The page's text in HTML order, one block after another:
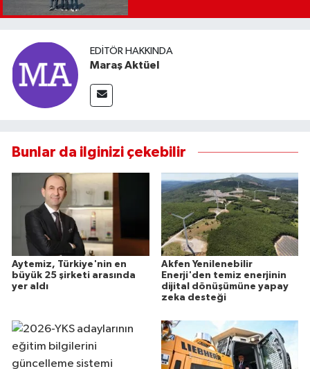
EDITÖR HAKKINDA
Maraş Aktüel
Bunlar da ilginizi çekebilir
Aytemiz, Türkiye'nin en
büyük 25 şirketi arasında
yer aldı
Akfen Yenilenebilir
Enerji'den temiz enerjinin
dijital dönüşümüne yapay
zeka desteği